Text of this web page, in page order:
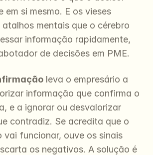
em si mesmo. E os vieses
mentais que o cérebro
informação rapidamente,
de decisões em PME.
leva o empresário a
informação que confirma o
e a ignorar ou desvalorizar
contradiz. Se acredita que o
vai funcionar, ouve os sinais
os negativos. A solução é